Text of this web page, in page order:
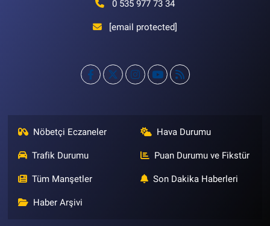
0 535 977 73 34
[email protected]
Nöbetçi Eczaneler Hava Durumu
Trafik Durumu Puan Durumu ve Fikstür
Tüm Manşetler Son Dakika Haberleri
Haber Arşivi